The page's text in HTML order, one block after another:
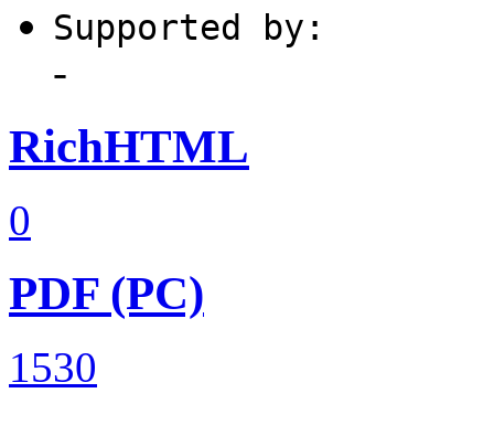
Supported by:
-
RichHTML
0
PDF (PC)
1530